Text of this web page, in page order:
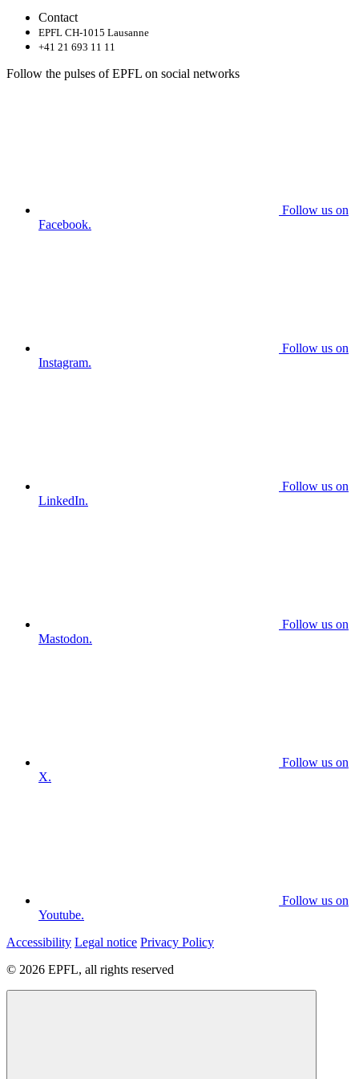
Contact
EPFL CH-1015 Lausanne
+41 21 693 11 11
Follow the pulses of EPFL on social networks
Follow us on
Facebook.
Follow us on
Instagram.
Follow us on
LinkedIn.
Follow us on
Mastodon.
Follow us on
X.
Follow us on
Youtube.
Accessibility Legal notice Privacy Policy
© 2026 EPFL, all rights reserved